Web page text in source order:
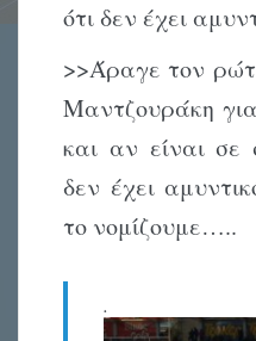
ότι δεν έχει
>>Άραγε τον
Μαντζουράκη
και αν είναι
δεν έχει
το νομίζουμε…..
.